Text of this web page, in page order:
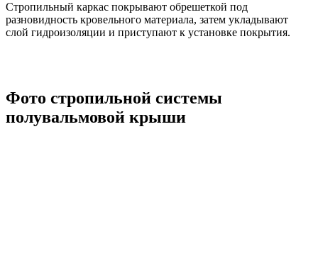
Стропильный каркас покрывают обрешеткой под
разновидность кровельного материала, затем укладывают
слой гидроизоляции и приступают к установке покрытия.
Фото стропильной системы
полувальмовой крыши